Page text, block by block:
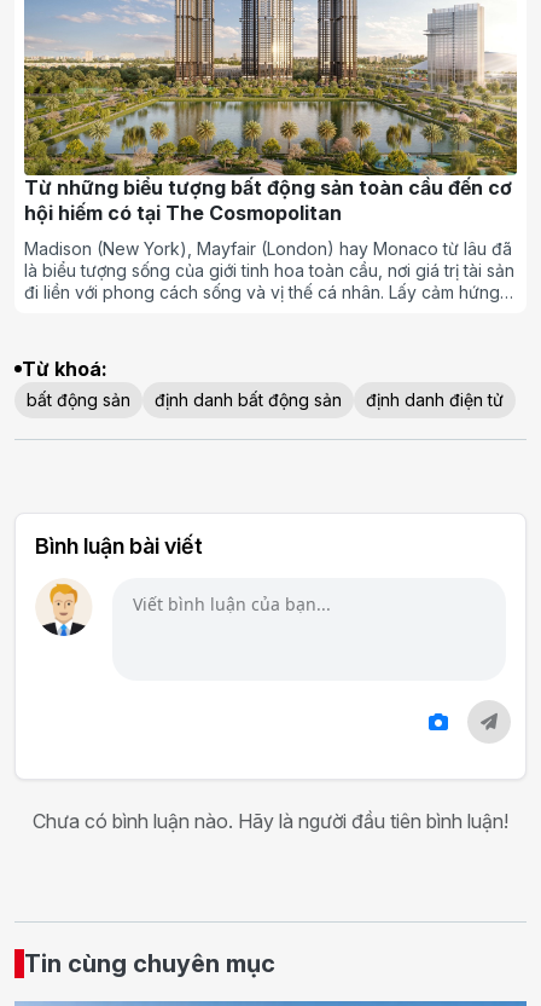
Từ những biểu tượng bất động sản toàn cầu đến cơ
hội hiếm có tại The Cosmopolitan
Madison (New York), Mayfair (London) hay Monaco từ lâu đã
là biểu tượng sống của giới tinh hoa toàn cầu, nơi giá trị tài sản
đi liền với phong cách sống và vị thế cá nhân. Lấy cảm hứng
như cách định hình dấu ấn riêng.
Từ khoá:
bất động sản định danh bất động sản định danh điện tử
Bình luận bài viết
Chưa có bình luận nào. Hãy là người đầu tiên bình luận!
Tin cùng chuyên mục